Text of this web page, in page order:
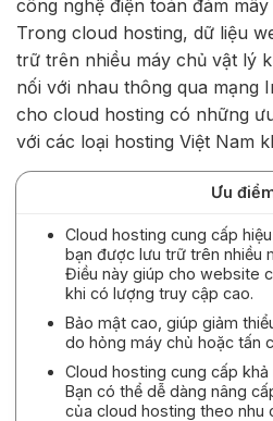
công nghệ điện toán đám
Trong cloud hosting, dữ liệu
trữ trên nhiều máy chủ vật lý
nối với nhau thông qua mạng
cho cloud hosting có những
với các loại hosting Việt Nam
Ưu
Cloud hosting cung cấp
bạn được lưu trữ trên nhiều
Điều này giúp cho website
khi có lượng truy cập cao.
Bảo mật cao, giúp giảm
do hỏng máy chủ hoặc tấn
Cloud hosting cung cấp
Bạn có thể dễ dàng nâng
của cloud hosting theo nhu